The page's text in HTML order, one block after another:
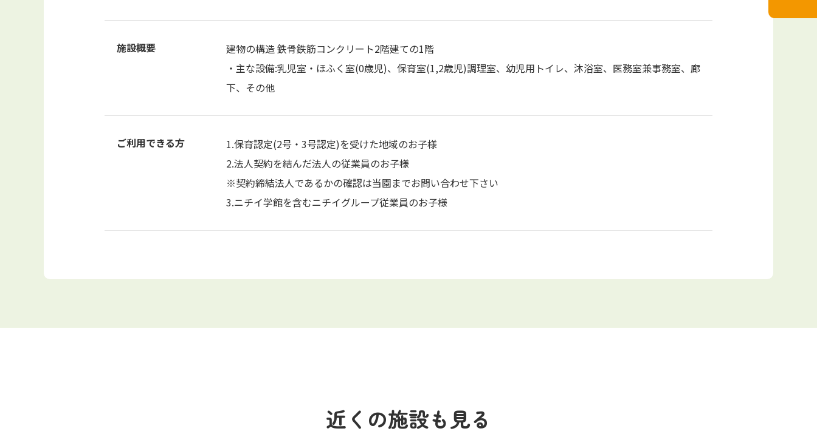
施設概要
建物の構造 鉄骨鉄筋コンクリート2階建ての1階
・主な設備:乳児室・ほふく室(0歳児)、保育室(1,2歳児)調理室、幼児用トイレ、沐浴室、医務室兼事務室、廊
下、その他
ご利用できる方
1.保育認定(2号・3号認定)を受けた地域のお子様
2.法人契約を結んだ法人の従業員のお子様
※契約締結法人であるかの確認は当園までお問い合わせ下さい
3.ニチイ学館を含むニチイグループ従業員のお子様
近くの施設も見る